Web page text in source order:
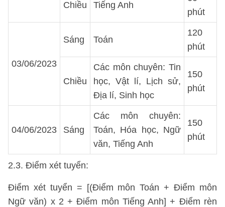
Chiều Tiếng Anh
phút
03/06/2023
Sáng Toán
120
phút
Chiều
Các môn chuyên: Tin
học, Vật lí, Lịch sử,
Địa lí, Sinh học
150
phút
04/06/2023 Sáng
Các môn chuyên:
Toán, Hóa học, Ngữ
văn, Tiếng Anh
150
phút
2.3. Điểm xét tuyển:
Điểm xét tuyển = [(Điểm môn Toán + Điểm môn
Ngữ văn) x 2 + Điểm môn Tiếng Anh] + Điểm rèn